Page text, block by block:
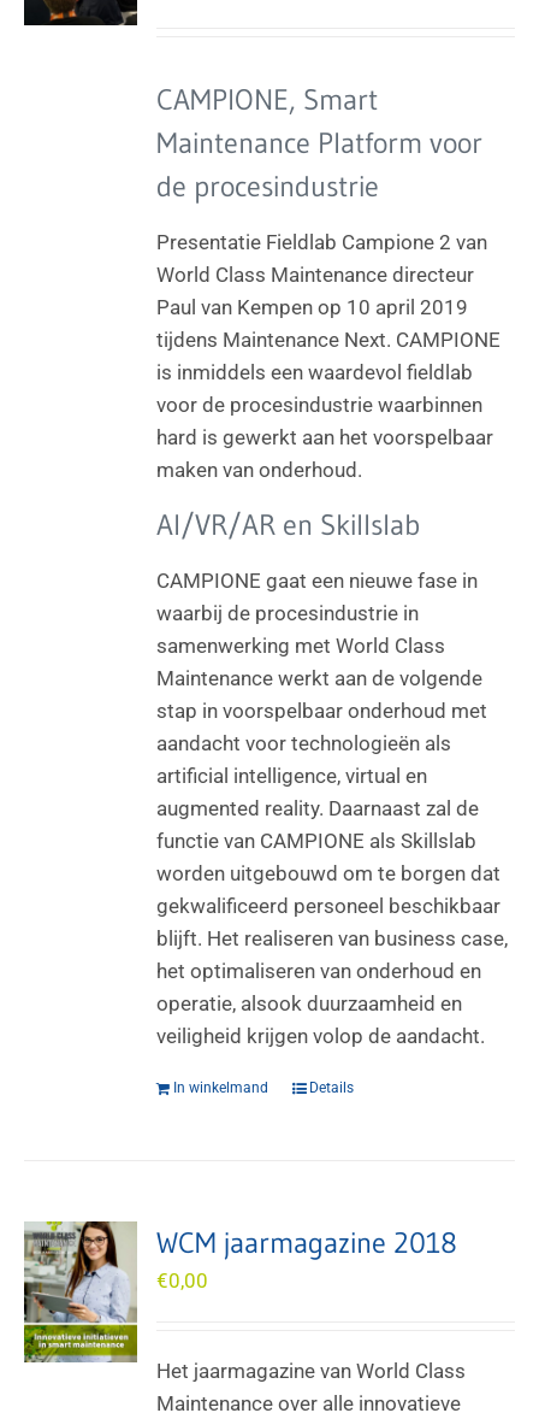
CAMPIONE, Smart
Maintenance Platform voor
de procesindustrie
Presentatie Fieldlab Campione 2 van
World Class Maintenance directeur
Paul van Kempen op 10 april 2019
tijdens Maintenance Next. CAMPIONE
is inmiddels een waardevol fieldlab
voor de procesindustrie waarbinnen
hard is gewerkt aan het voorspelbaar
maken van onderhoud.
AI/VR/AR en Skillslab
CAMPIONE gaat een nieuwe fase in
waarbij de procesindustrie in
samenwerking met World Class
Maintenance werkt aan de volgende
stap in voorspelbaar onderhoud met
aandacht voor technologieën als
artificial intelligence, virtual en
augmented reality. Daarnaast zal de
functie van CAMPIONE als Skillslab
worden uitgebouwd om te borgen dat
gekwalificeerd personeel beschikbaar
blijft. Het realiseren van business case,
het optimaliseren van onderhoud en
operatie, alsook duurzaamheid en
veiligheid krijgen volop de aandacht.
In winkelmand Details
WCM jaarmagazine 2018
€0,00
Het jaarmagazine van World Class
Maintenance over alle innovatieve